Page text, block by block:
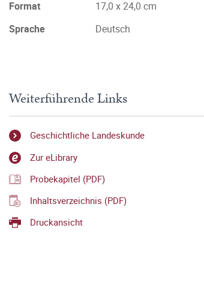
Format
17,0 x 24,0 cm
Sprache
Deutsch
Weiterführende Links
Geschichtliche Landeskunde
Zur eLibrary
Probekapitel (PDF)
Inhaltsverzeichnis (PDF)
Druckansicht